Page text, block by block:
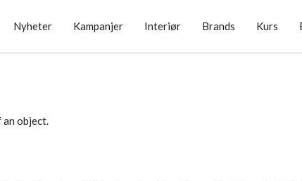
Nyheter Kampanjer Interiør Brands Kurs
object.